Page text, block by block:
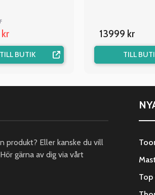
TILL BUTIK
13999 kr
TILL
produkt? Eller kanske du vill
gärna av dig via vårt